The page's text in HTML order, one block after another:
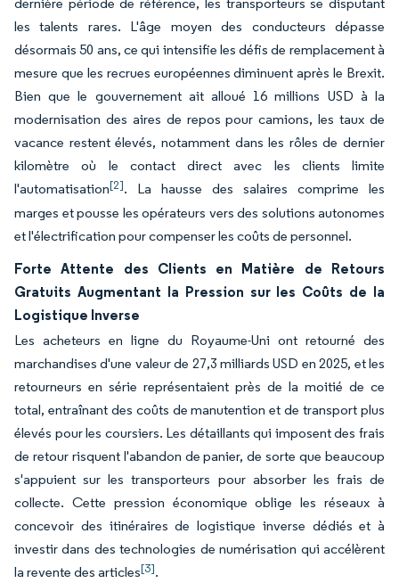
les talents rares. L'âge moyen des conducteurs dépasse
désormais 50 ans, ce qui intensifie les défis de remplacement à
mesure que les recrues européennes diminuent après le Brexit.
Bien que le gouvernement ait alloué 16 millions USD à la
modernisation des aires de repos pour camions, les taux de
vacance restent élevés, notamment dans les rôles de dernier
kilomètre où le contact direct avec les clients limite
l'automatisation[2]. La hausse des salaires comprime les
marges et pousse les opérateurs vers des solutions autonomes
et l'électrification pour compenser les coûts de personnel.
Forte Attente des Clients en Matière de Retours
Gratuits Augmentant la Pression sur les Coûts de la
Logistique Inverse
Les acheteurs en ligne du Royaume-Uni ont retourné des
marchandises d'une valeur de 27,3 milliards USD en 2025, et les
retourneurs en série représentaient près de la moitié de ce
total, entraînant des coûts de manutention et de transport plus
élevés pour les coursiers. Les détaillants qui imposent des frais
de retour risquent l'abandon de panier, de sorte que beaucoup
s'appuient sur les transporteurs pour absorber les frais de
collecte. Cette pression économique oblige les réseaux à
concevoir des itinéraires de logistique inverse dédiés et à
investir dans des technologies de numérisation qui accélèrent
la revente des articles[3].